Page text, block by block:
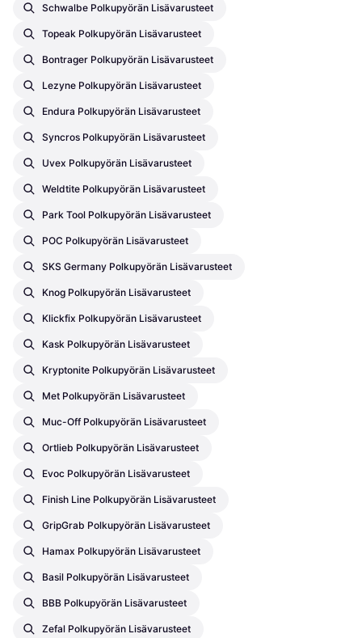
Schwalbe Polkupyörän Lisävarusteet
Topeak Polkupyörän Lisävarusteet
Bontrager Polkupyörän Lisävarusteet
Lezyne Polkupyörän Lisävarusteet
Endura Polkupyörän Lisävarusteet
Syncros Polkupyörän Lisävarusteet
Uvex Polkupyörän Lisävarusteet
Weldtite Polkupyörän Lisävarusteet
Park Tool Polkupyörän Lisävarusteet
POC Polkupyörän Lisävarusteet
SKS Germany Polkupyörän Lisävarusteet
Knog Polkupyörän Lisävarusteet
Klickfix Polkupyörän Lisävarusteet
Kask Polkupyörän Lisävarusteet
Kryptonite Polkupyörän Lisävarusteet
Met Polkupyörän Lisävarusteet
Muc-Off Polkupyörän Lisävarusteet
Ortlieb Polkupyörän Lisävarusteet
Evoc Polkupyörän Lisävarusteet
Finish Line Polkupyörän Lisävarusteet
GripGrab Polkupyörän Lisävarusteet
Hamax Polkupyörän Lisävarusteet
Basil Polkupyörän Lisävarusteet
BBB Polkupyörän Lisävarusteet
Zefal Polkupyörän Lisävarusteet